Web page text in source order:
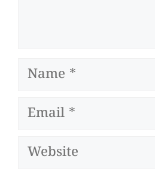
Name
Email
Website